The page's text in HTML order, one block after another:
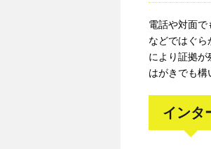
電話や対面で
などではぐ
により証拠が
はがきでも構
インタ